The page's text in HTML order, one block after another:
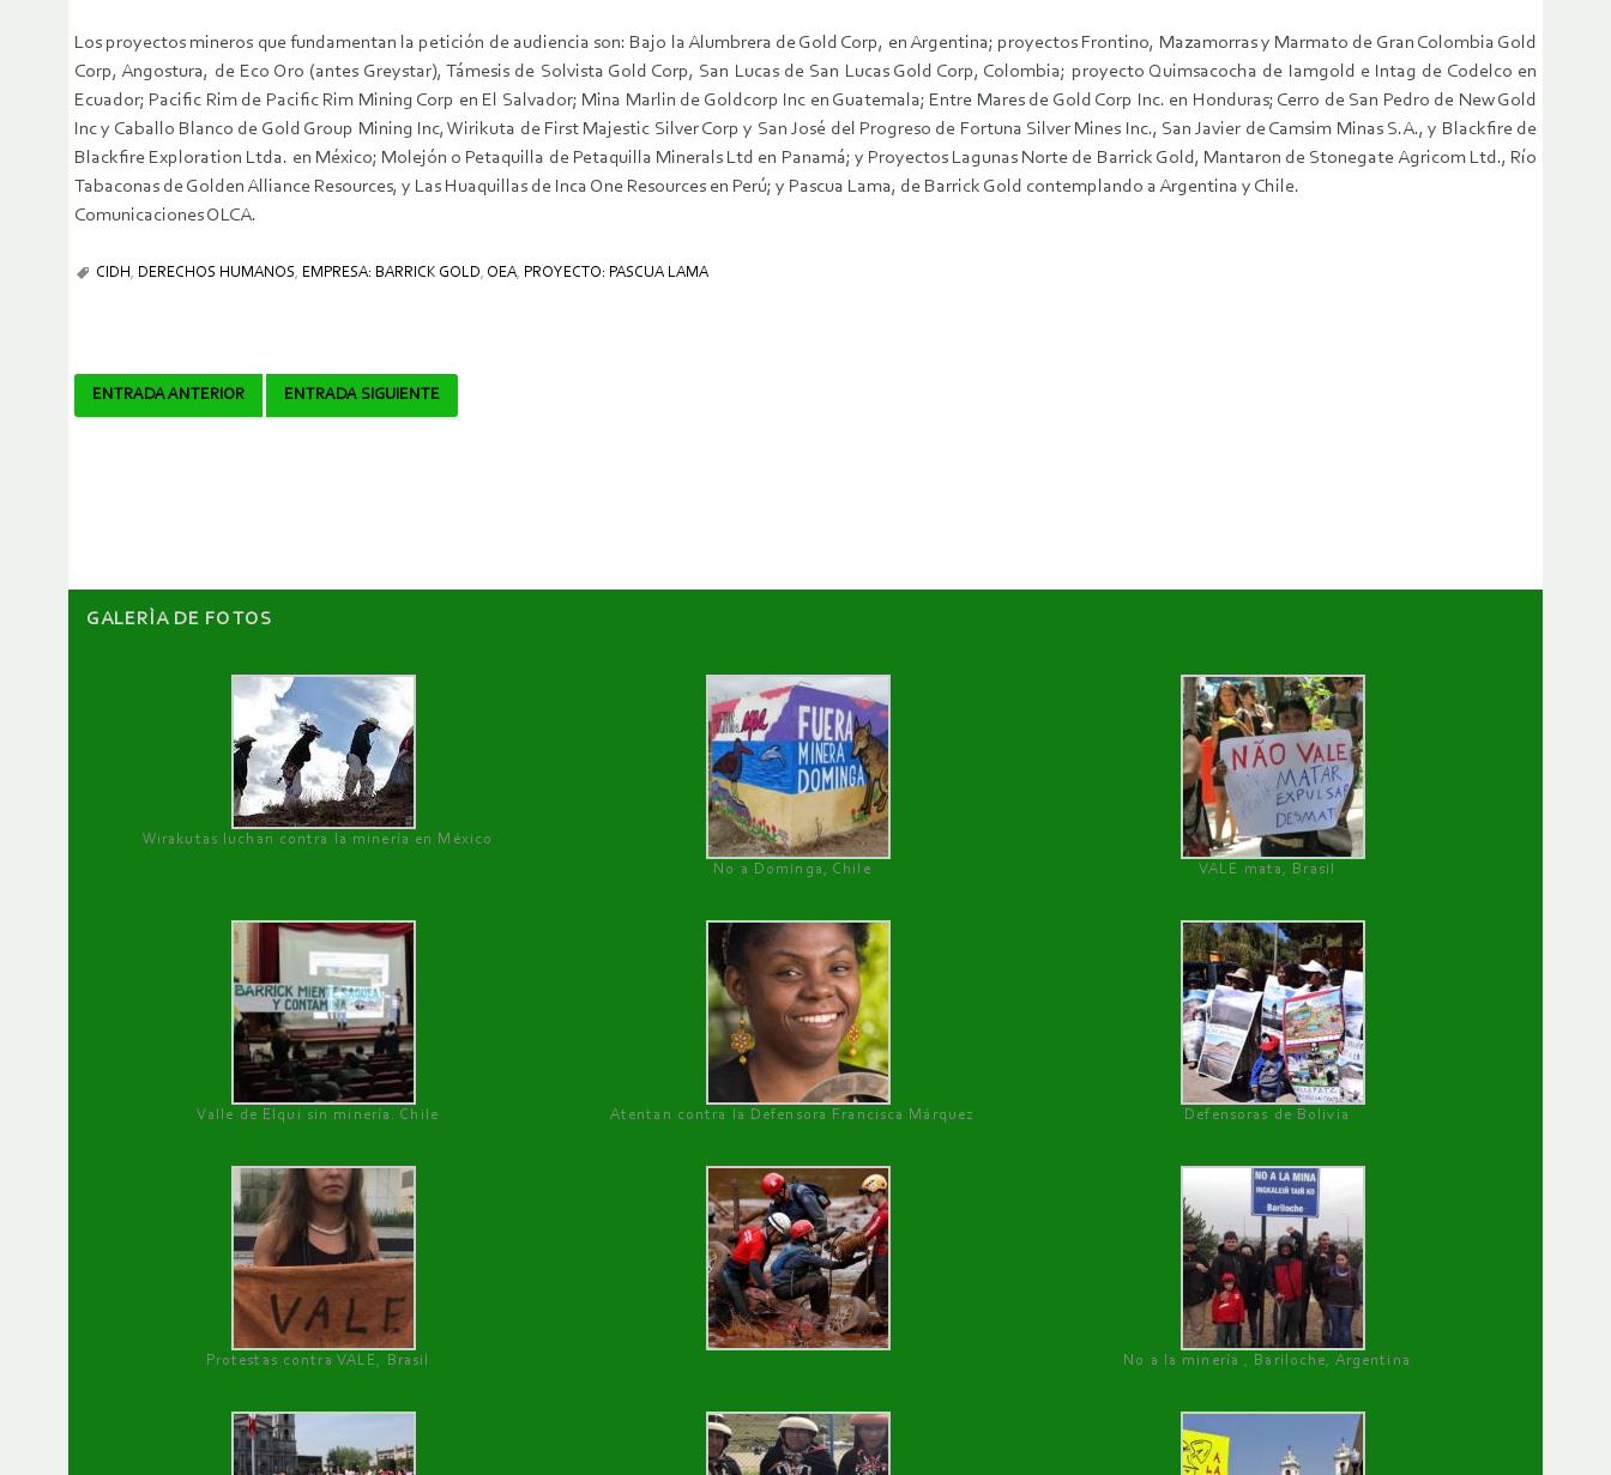
Los proyectos mineros que fundamentan la petición de audiencia son: Bajo la Alumbrera de Gold Corp, en Argentina; proyectos Frontino, Mazamorras y Marmato de Gran Colombia Gold
Corp, Angostura, de Eco Oro (antes Greystar), Támesis de Solvista Gold Corp, San Lucas de San Lucas Gold Corp, Colombia; proyecto Quimsacocha de Iamgold e Intag de Codelco en
Ecuador; Pacific Rim de Pacific Rim Mining Corp en El Salvador; Mina Marlin de Goldcorp Inc en Guatemala; Entre Mares de Gold Corp Inc. en Honduras; Cerro de San Pedro de New Gold
Inc y Caballo Blanco de Gold Group Mining Inc, Wirikuta de First Majestic Silver Corp y San José del Progreso de Fortuna Silver Mines Inc., San Javier de Camsim Minas S.A., y Blackfire de
Blackfire Exploration Ltda. en México; Molejón o Petaquilla de Petaquilla Minerals Ltd en Panamá; y Proyectos Lagunas Norte de Barrick Gold, Mantaron de Stonegate Agricom Ltd., Río
Tabaconas de Golden Alliance Resources, y Las Huaquillas de Inca One Resources en Perú; y Pascua Lama, de Barrick Gold contemplando a Argentina y Chile.
Comunicaciones OLCA.
CIDH , DERECHOS HUMANOS, EMPRESA: BARRICK GOLD, OEA, PROYECTO: PASCUA LAMA
Navegador
ENTRADA ANTERIOR ENTRADA SIGUIENTE
GALERÌA DE FOTOS
Wirakutas luchan contra la minería en México
No a Dominga, Chile
VALE mata, Brasil
Valle de Elqui sin minería. Chile Atentan contra la Defensora Francisca Márquez Defensoras de Bolivia
Protestas contra VALE, Brasil No a la minería , Bariloche, Argentina